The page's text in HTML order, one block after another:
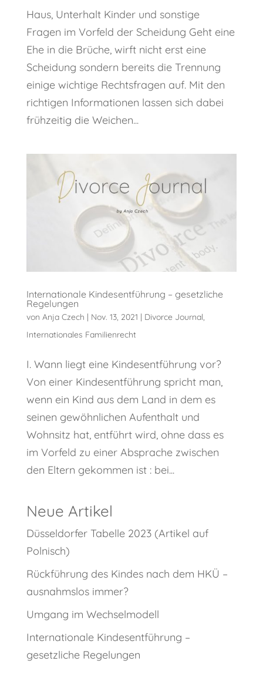
Haus, Unterhalt Kinder und sonstige
Fragen im Vorfeld der Scheidung Geht eine
Ehe in die Brüche, wirft nicht erst eine
Scheidung sondern bereits die Trennung
einige wichtige Rechtsfragen auf. Mit den
richtigen Informationen lassen sich dabei
frühzeitig die Weichen...
Internationale Kindesentführung – gesetzliche
Regelungen
von Anja Czech | Nov. 13, 2021 | Divorce Journal,
Internationales Familienrecht
I. Wann liegt eine Kindesentführung vor?
Von einer Kindesentführung spricht man,
wenn ein Kind aus dem Land in dem es
seinen gewöhnlichen Aufenthalt und
Wohnsitz hat, entführt wird, ohne dass es
im Vorfeld zu einer Absprache zwischen
den Eltern gekommen ist : bei...
Neue Artikel
Düsseldorfer Tabelle 2023 (Artikel auf
Polnisch)
Rückführung des Kindes nach dem HKÜ –
ausnahmslos immer?
Umgang im Wechselmodell
Internationale Kindesentführung –
gesetzliche Regelungen